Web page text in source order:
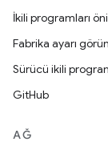
İkili programları
Fabrika ayarı
Sürücü ikili
GitHub
AĞ